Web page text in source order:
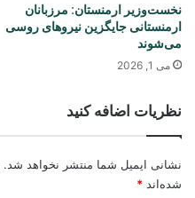
نخست‌وزیر ارمنستان: مرزبانان
ارمنستانی جایگزین نیروهای روسی
می‌شوند
می 1, 2026
نظریات اضافه کنید
نشانی ایمیل شما منتشر نخواهد شد.
شده‌اند *